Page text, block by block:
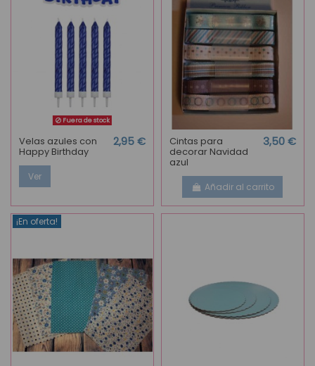
Fuera de stock
Velas azules con
Happy Birthday
2,95 €
Ver
Cintas para
decorar Navidad
azul
3,50 €
Añadir al carrito
¡En oferta!